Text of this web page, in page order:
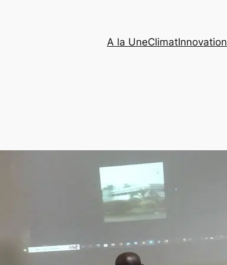
A la UneClimatInnovation